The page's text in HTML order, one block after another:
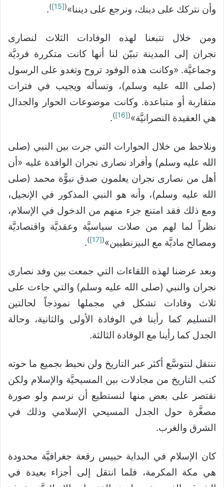
وأن نتركك على دينك، ونرجع على ديننا»(
[15]
)
.
ومن خلال تتبعنا لهذه الوفادات الثلاث لنصارى
نجران إلى المدينة تبيّن لنا أنها كانت متكررة فرديَّة
وجماعيَّة. «وكانت هذه الوفود تروح وتغدو على الرسول
(صلى الله عليه وسلم)، وتسأله ويجيب في فترات
متقاربة أو متباعدة. وكانت موضوعات الحوار والجدال
هي العقيدة النصرانيَّة»(
[16]
)
.
ونلاحظ من خلال الحوارات التي جرت بين النبي (صلى
الله عليه وسلم) وأفراد نصارى نجران الوافدة عليه «أن
أهل من نصارى نجران يعلمون صدق نبوًّة محمد (صلى
الله عليه وسلم)، وأنه هو النبي المذكور في الإنجيل،
ومع ذلك فقد امتنع جزء منهم من الدخول في الإسلام،
نظراً لما لهم من صلات سياسيَّة وعقديَّة واقتصاديَّة
ومصالح ماديَّة مع البيزنطيين»(
[17]
)
.
وبعد عرضنا لهذه اللقاءات التي جمعت بين وفد نصارى
نجران والنبي (صلى الله عليه وسلم) والتي جاءت على
ثلاث وفادات تشكل في مجملها نموذجاً لحالتين
التسليم كما رأينا في الوفادة الأولى والثانية، وحالة
الجدل كما رأينا مع الوفادة الثالثة.
ننتقل لنتوسَّع أكثر عبر التاريخ ولن نحيط بجميع ما حوته
كتب التاريخ من مجادلات بين المسيحيَّة والإسلام ولكن
نقتصر على بعض منها لنستطيع أن نرسم ولو صورة
مصغَّرة حول الجدل المسيحي الإسلامي وذلك في
الشرق والغرب.
كان الإسلام في البداية حبيس رقعة جغرافيَّة محدودة
هي مكة المكرمة، فلما انتقل إلى أجزاء بعيدة في